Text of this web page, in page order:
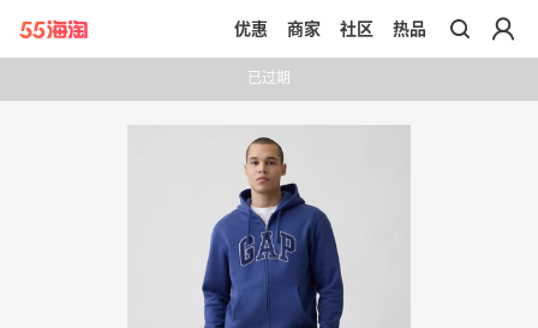
带你去官网买正品
优惠 商家 社区 热品
已过期